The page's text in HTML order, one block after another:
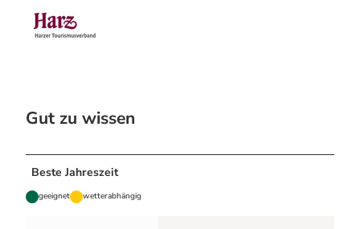
Gut zu wissen
Beste Jahreszeit
geeignet wetterabhängig